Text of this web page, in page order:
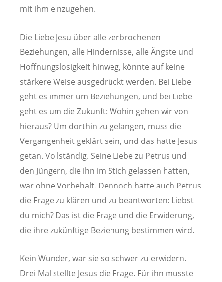
mit ihm einzugehen.
Die Liebe Jesu über alle zerbrochenen
Beziehungen, alle Hindernisse, alle Ängste und
Hoffnungslosigkeit hinweg, könnte auf keine
stärkere Weise ausgedrückt werden. Bei Liebe
geht es immer um Beziehungen, und bei Liebe
geht es um die Zukunft: Wohin gehen wir von
hieraus? Um dorthin zu gelangen, muss die
Vergangenheit geklärt sein, und das hatte Jesus
getan. Vollständig. Seine Liebe zu Petrus und
den Jüngern, die ihn im Stich gelassen hatten,
war ohne Vorbehalt. Dennoch hatte auch Petrus
die Frage zu klären und zu beantworten: Liebst
du mich? Das ist die Frage und die Erwiderung,
die ihre zukünftige Beziehung bestimmen wird.
Kein Wunder, war sie so schwer zu erwidern.
Drei Mal stellte Jesus die Frage. Für ihn musste